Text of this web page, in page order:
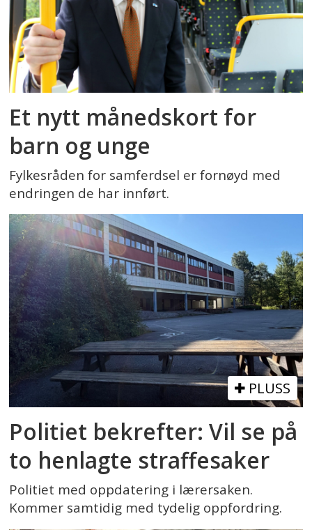
Et nytt månedskort for
barn og unge
Fylkesråden for samferdsel er fornøyd med
endringen de har innført.
PLUSS
Politiet bekrefter: Vil se på
to henlagte straffesaker
Politiet med oppdatering i lærersaken.
Kommer samtidig med tydelig oppfordring.